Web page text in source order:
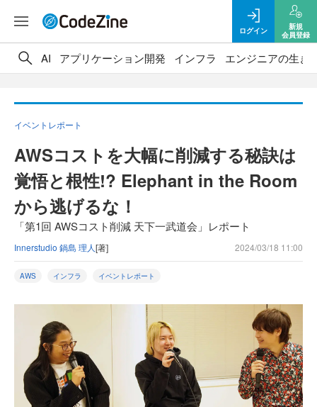
ログイン
新規
会員登録
AI アプリケーション開発 インフラ エンジニアの生き
イベントレポート
AWSコストを大幅に削減する秘訣は
覚悟と根性!? Elephant in the Room
から逃げるな！
「第1回 AWSコスト削減 天下一武道会」レポート
Innerstudio 鍋島 理人[著] 2024/03/18 11:00
AWS インフラ イベントレポート